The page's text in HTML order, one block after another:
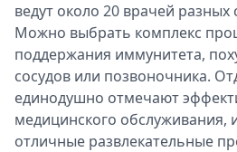
ведут около 20 врачей разных
Можно выбрать комплекс
поддержания иммунитета,
сосудов или позвоночника.
единодушно отмечают
медицинского обслуживания,
отличные развлекательные